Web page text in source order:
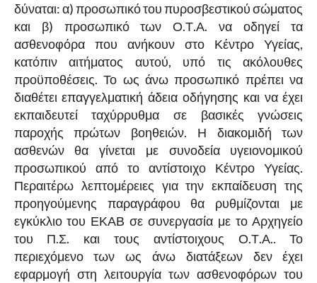
δύναται: α) προσωπικό του πυροσβεστικού σώματος
και β) προσωπικό των Ο.Τ.Α. να οδηγεί τα
ασθενοφόρα που ανήκουν στο Κέντρο Υγείας,
κατόπιν αιτήματος αυτού, υπό τις ακόλουθες
προϋποθέσεις. Το ως άνω προσωπικό πρέπει να
διαθέτει επαγγελματική άδεια οδήγησης και να έχει
εκπαιδευτεί ταχύρρυθμα σε βασικές γνώσεις
παροχής πρώτων βοηθειών. Η διακομιδή των
ασθενών θα γίνεται με συνοδεία υγειονομικού
προσωπικού από το αντίστοιχο Κέντρο Υγείας.
Περαιτέρω λεπτομέρειες για την εκπαίδευση της
προηγούμενης παραγράφου θα ρυθμίζονται με
εγκύκλιο του ΕΚΑΒ σε συνεργασία με το Αρχηγείο
του Π.Σ. και τους αντίστοιχους Ο.Τ.Α.. Το
περιεχόμενο των ως άνω διατάξεων δεν έχει
εφαρμογή στη λειτουργία των ασθενοφόρων του